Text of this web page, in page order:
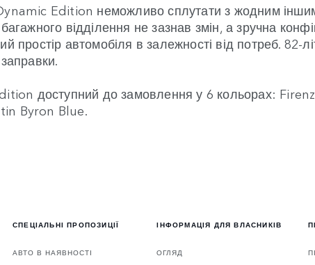
Edition неможливо сплутати з жодним іншим
відділення не зазнав змін, а зручна
простір автомобіля в залежності від потреб.
доступний до замовлення у 6 кольорах:
Byron Blue.
СПЕЦІАЛЬНІ ПРОПОЗИЦІЇ
АВТО В НАЯВНОСТІ
ІНФОРМАЦІЯ ДЛЯ ВЛАСНИКІВ
ОГЛЯД